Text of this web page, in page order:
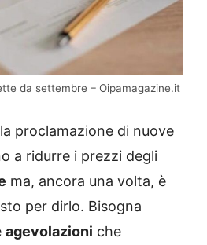
da settembre – Oipamagazine.it
proclamazione di nuove
a ridurre i prezzi degli
ma, ancora una volta, è
per dirlo. Bisogna
agevolazioni che